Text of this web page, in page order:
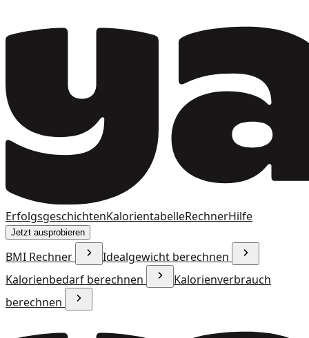
ErfolgsgeschichtenKalorientabelleRechnerHilfe
Jetzt ausprobieren
BMI Rechner
Idealgewicht berechnen
Kalorienbedarf berechnen
Kalorienverbrauch
berechnen